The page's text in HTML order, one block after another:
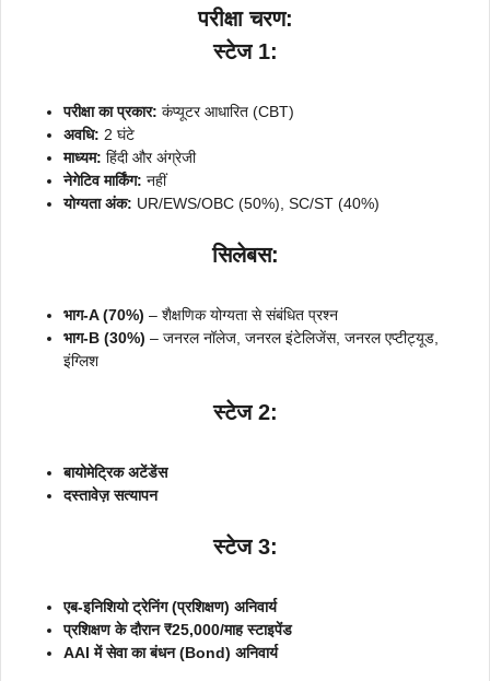
परीक्षा चरण:
स्टेज 1:
परीक्षा का प्रकार: कंप्यूटर आधारित (CBT)
अवधि: 2 घंटे
माध्यम: हिंदी और अंग्रेजी
नेगेटिव मार्किंग: नहीं
योग्यता अंक: UR/EWS/OBC (50%), SC/ST (40%)
सिलेबस:
भाग-A (70%) – शैक्षणिक योग्यता से संबंधित प्रश्न
भाग-B (30%) – जनरल नॉलेज, जनरल इंटेलिजेंस, जनरल एप्टीट्यूड,
इंग्लिश
स्टेज 2:
बायोमेट्रिक अटेंडेंस
दस्तावेज़ सत्यापन
स्टेज 3:
एब-इनिशियो ट्रेनिंग (प्रशिक्षण) अनिवार्य
प्रशिक्षण के दौरान ₹25,000/माह स्टाइपेंड
AAI में सेवा का बंधन (Bond) अनिवार्य